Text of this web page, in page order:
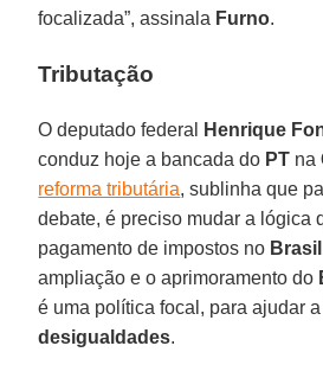
focalizada”, assinala Furno.
Tributação
O deputado federal Henrique
conduz hoje a bancada do PT na
reforma tributária, sublinha que
debate, é preciso mudar a lógica
pagamento de impostos no Brasil
ampliação e o aprimoramento do
é uma política focal, para ajudar
desigualdades.